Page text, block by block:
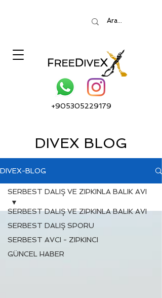
+905305229179
DIVEX BLOG
DIVEX-BLOG
SERBEST DALIŞ VE ZIPKINLA BALIK AVI
SERBEST DALIŞ SPORU
SERBEST AVCI - ZIPKINCI
GÜNCEL HABER
SERBEST DALIŞ VE ZIPKINLA BALIK AVI